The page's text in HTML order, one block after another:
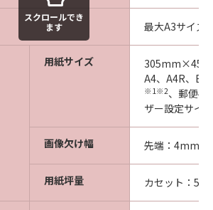
最大A3サイズ
用紙サイズ
A4、A4R、B5
※1※2、郵便4
ザー設定サ
画像欠け幅 先端：4mm、
用紙坪量 カセット：52
スクロールでき
ます